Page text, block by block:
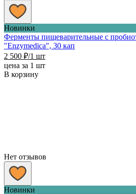
Новинки
Ферменты пищеварительные с
"Enzymedica", 30 кап
2 500 ₽/1 шт
цена за 1 шт
В корзину
Нет отзывов
Новинки